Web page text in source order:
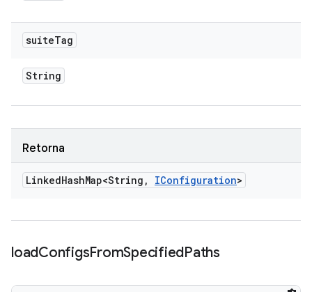
suiteTag
String
Retorna
LinkedHashMap<String , IConfiguration>
loadConfigsFromSpecifiedPaths